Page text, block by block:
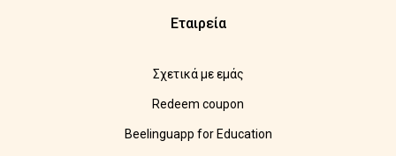
Εταιρεία
Σχετικά με εμάς
Redeem coupon
Beelinguapp for Education